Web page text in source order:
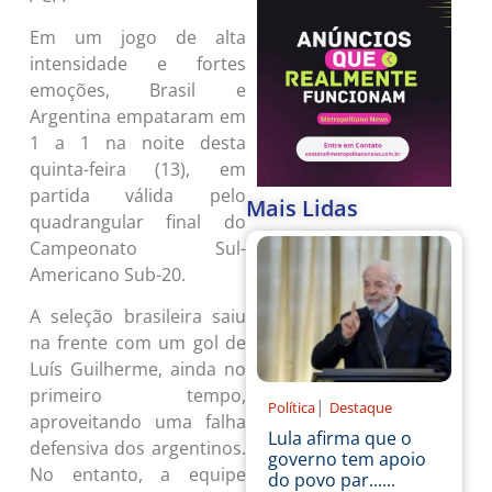
Em um jogo de alta
intensidade e fortes
emoções, Brasil e
Argentina empataram em
1 a 1 na noite desta
quinta-feira (13), em
partida válida pelo
quadrangular final do
Campeonato Sul-
Americano Sub-20.
A seleção brasileira saiu
na frente com um gol de
Luís Guilherme, ainda no
primeiro tempo,
aproveitando uma falha
defensiva dos argentinos.
No entanto, a equipe
Mais Lidas
Política | Destaque
Lula afirma que o
governo tem apoio
do povo par......